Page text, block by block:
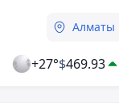
Алматы
+27°$469.93